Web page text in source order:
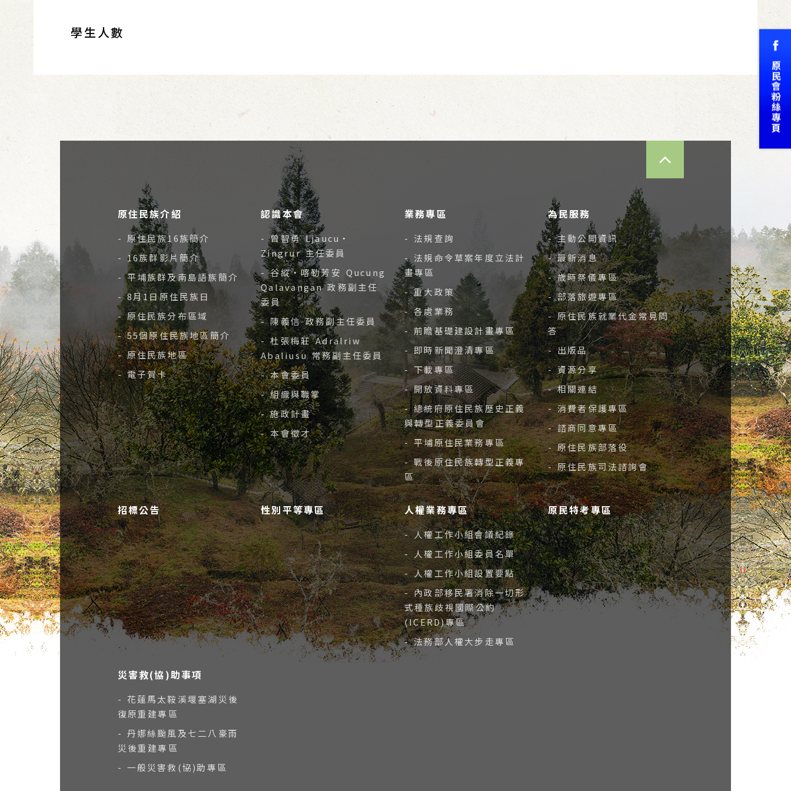
學生人數
原住民族介紹
- 原住民族16族簡介
- 16族群影片簡介
- 平埔族群及南島語族簡介
- 8月1日原住民族日
- 原住民族分布區域
- 55個原住民族地區簡介
- 原住民族地區
- 電子賀卡
認識本會
- 曾智勇 Ljaucu‧
Zingrur 主任委員
- 谷縱‧喀勒芳安 Qucung
Qalavangan 政務副主任
委員
- 陳義信 政務副主任委員
- 杜張梅莊 Adralriw
Abaliusu 常務副主任委員
- 本會委員
- 組織與職掌
- 施政計畫
- 本會徵才
業務專區
- 法規查詢
- 法規命令草案年度立法計
畫專區
- 重大政策
- 各處業務
- 前瞻基礎建設計畫專區
- 即時新聞澄清專區
- 下載專區
- 開放資料專區
- 總統府原住民族歷史正義
與轉型正義委員會
- 平埔原住民業務專區
- 戰後原住民族轉型正義專
區
為民服務
- 主動公開資訊
- 最新消息
- 歲時祭儀專區
- 部落旅遊專區
- 原住民族就業代金常見問
答
- 出版品
- 資源分享
- 相關連結
- 消費者保護專區
- 諮商同意專區
- 原住民族部落役
- 原住民族司法諮詢會
招標公告 性別平等專區 人權業務專區
- 人權工作小組會議紀錄
- 人權工作小組委員名單
- 人權工作小組設置要點
- 內政部移民署消除一切形
式種族歧視國際公約
(ICERD)專區
- 法務部人權大步走專區
原民特考專區
災害救(協)助事項
- 花蓮馬太鞍溪堰塞湖災後
復原重建專區
- 丹娜絲颱風及七二八豪雨
災後重建專區
- 一般災害救(協)助專區